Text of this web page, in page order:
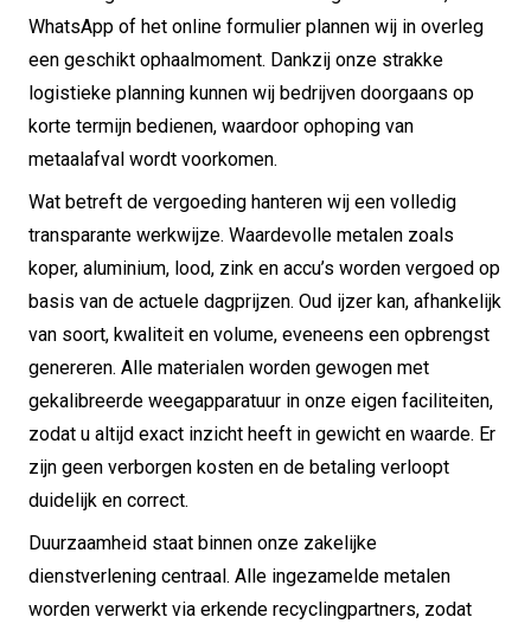
WhatsApp of het online formulier plannen wij in overleg
een geschikt ophaalmoment. Dankzij onze strakke
logistieke planning kunnen wij bedrijven doorgaans op
korte termijn bedienen, waardoor ophoping van
metaalafval wordt voorkomen.
Wat betreft de vergoeding hanteren wij een volledig
transparante werkwijze. Waardevolle metalen zoals
koper, aluminium, lood, zink en accu’s worden vergoed op
basis van de actuele dagprijzen. Oud ijzer kan, afhankelijk
van soort, kwaliteit en volume, eveneens een opbrengst
genereren. Alle materialen worden gewogen met
gekalibreerde weegapparatuur in onze eigen faciliteiten,
zodat u altijd exact inzicht heeft in gewicht en waarde. Er
zijn geen verborgen kosten en de betaling verloopt
duidelijk en correct.
Duurzaamheid staat binnen onze zakelijke
dienstverlening centraal. Alle ingezamelde metalen
worden verwerkt via erkende recyclingpartners, zodat